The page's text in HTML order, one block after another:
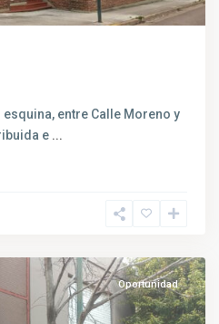
esquina, entre Calle Moreno y
e ...
Oportunidad